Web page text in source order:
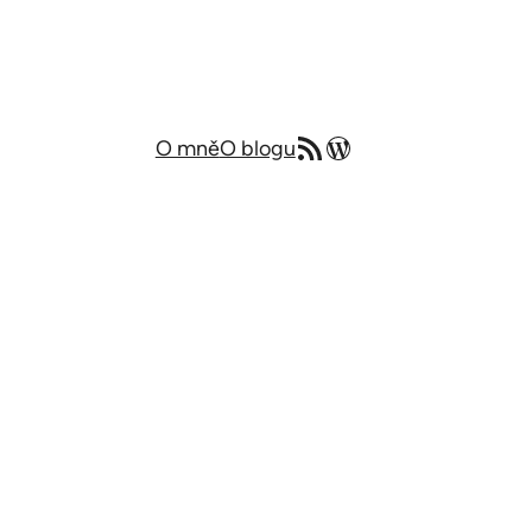
O mněO bloguRSS zdrojMůj blog v angličtině